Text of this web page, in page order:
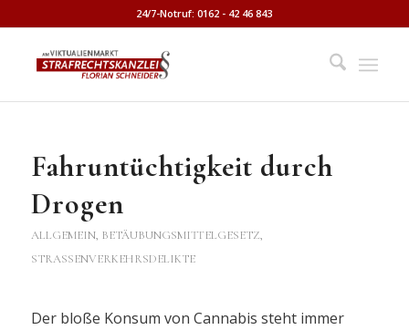
24/7-Notruf: 0162 - 42 46 843
Fahruntüchtigkeit durch
Drogen
ALLGEMEIN, BETÄUBUNGSMITTELGESETZ,
STRASSENVERKEHRSDELIKTE
Der bloße Konsum von Cannabis steht immer